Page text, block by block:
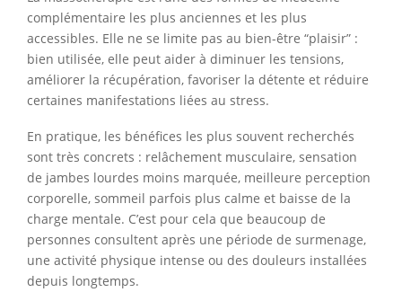
complémentaire les plus anciennes et les plus
accessibles. Elle ne se limite pas au bien-être “plaisir” :
bien utilisée, elle peut aider à diminuer les tensions,
améliorer la récupération, favoriser la détente et réduire
certaines manifestations liées au stress.
En pratique, les bénéfices les plus souvent recherchés
sont très concrets : relâchement musculaire, sensation
de jambes lourdes moins marquée, meilleure perception
corporelle, sommeil parfois plus calme et baisse de la
charge mentale. C’est pour cela que beaucoup de
personnes consultent après une période de surmenage,
une activité physique intense ou des douleurs installées
depuis longtemps.